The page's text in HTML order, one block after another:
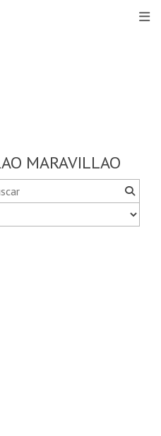
MARAVILLAO